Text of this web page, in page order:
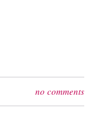
no comments